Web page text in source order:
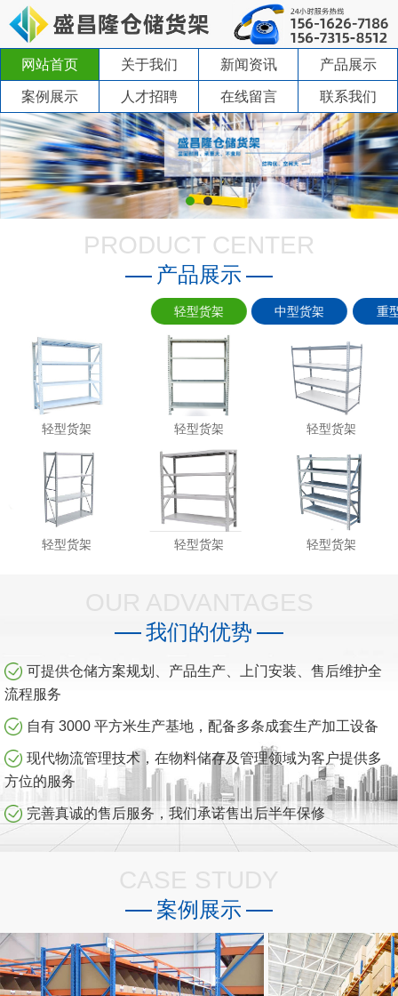
网站首页 关于我们 新闻资讯 产品展示
案例展示 人才招聘 在线留言 联系我们
PRODUCT CENTER
产品展示
轻型货架 中型货架 重
轻型货架 轻型货架 轻型货架
轻型货架 轻型货架 轻型货架
我们的优势
可提供仓储方案规划、产品生产、上门安装、售后维护全
流程服务
自有 3000 平方米生产基地，配备多条成套生产加工设备
现代物流管理技术，在物料储存及管理领域为客户提供多
方位的服务
完善真诚的售后服务，我们承诺售出后半年保修
CASE STUDY
案例展示